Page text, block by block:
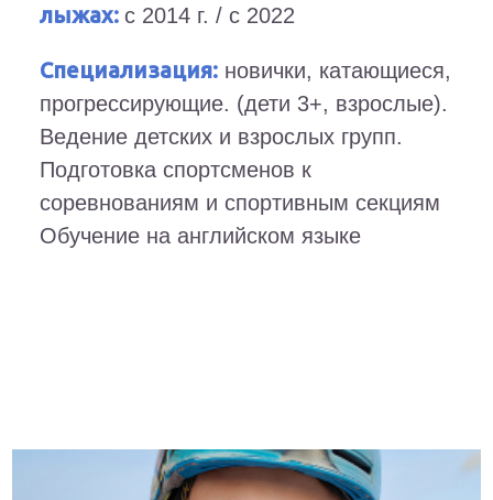
лыжах:с 2014 г. / с 2022
Специализация: новички, катающиеся,
прогрессирующие. (дети 3+, взрослые).
Ведение детских и взрослых групп.
Подготовка спортсменов к
соревнованиям и спортивным секциям
Обучение на английском языке